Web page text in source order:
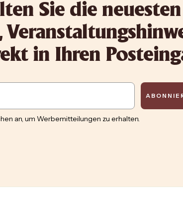
Sie die neuesten
in Ihren
an, um Werbemitteilungen zu erhalten.